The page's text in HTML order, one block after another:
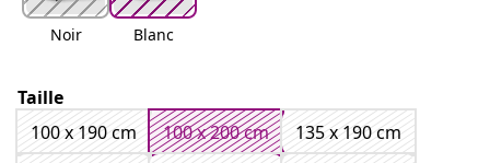
Noir Blanc
Taille
100 x 190 cm
100 x 200 cm
135 x 190 cm